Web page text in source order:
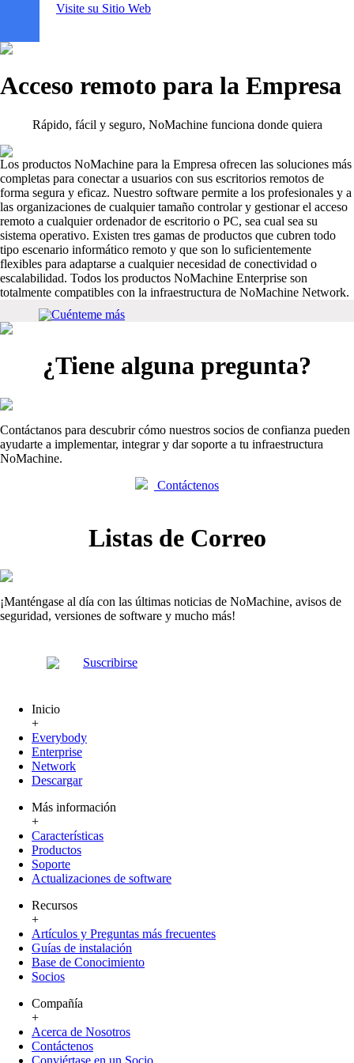
Visite su Sitio Web
Acceso remoto para la Empresa
Rápido, fácil y seguro, NoMachine funciona donde quiera
Los productos NoMachine para la Empresa ofrecen las soluciones más
completas para conectar a usuarios con sus escritorios remotos de
forma segura y eficaz. Nuestro software permite a los profesionales y a
las organizaciones de cualquier tamaño controlar y gestionar el acceso
remoto a cualquier ordenador de escritorio o PC, sea cual sea su
sistema operativo. Existen tres gamas de productos que cubren todo
tipo escenario informático remoto y que son lo suficientemente
flexibles para adaptarse a cualquier necesidad de conectividad o
escalabilidad. Todos los productos NoMachine Enterprise son
totalmente compatibles con la infraestructura de NoMachine Network.
Cuénteme más
¿Tiene alguna pregunta?
Contáctanos para descubrir cómo nuestros socios de confianza pueden
ayudarte a implementar, integrar y dar soporte a tu infraestructura
NoMachine.
Contáctenos
Listas de Correo
¡Manténgase al día con las últimas noticias de NoMachine, avisos de
seguridad, versiones de software y mucho más!
Suscribirse
Inicio
+
Everybody
Enterprise
Network
Descargar
Más información
+
Características
Productos
Soporte
Actualizaciones de software
Recursos
+
Artículos y Preguntas más frecuentes
Guías de instalación
Base de Conocimiento
Socios
Compañía
+
Acerca de Nosotros
Contáctenos